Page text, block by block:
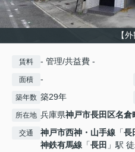
【外
賃料 - 管理/共益費 -
面積 -
築年数 築29年
所在地 兵庫県神戸市長田区名倉
交通 神戸市西神・山手線 「長
神鉄有馬線 「長田 」駅